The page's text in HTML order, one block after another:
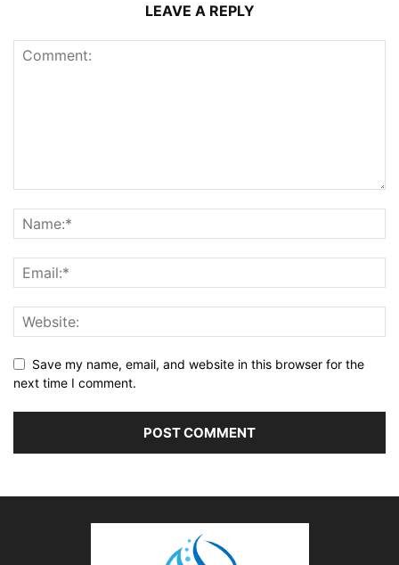
LEAVE A REPLY
Save my name, email, and website in this browser for the
next time I comment.